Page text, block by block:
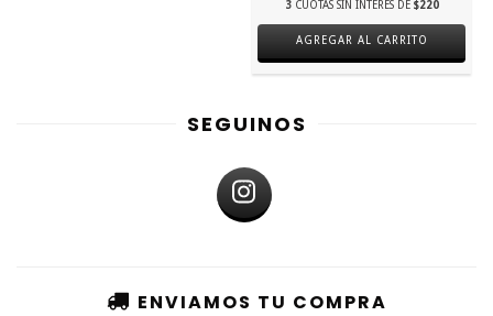
3 CUOTAS SIN INTERÉS DE $220
SEGUINOS
ENVIAMOS TU COMPRA